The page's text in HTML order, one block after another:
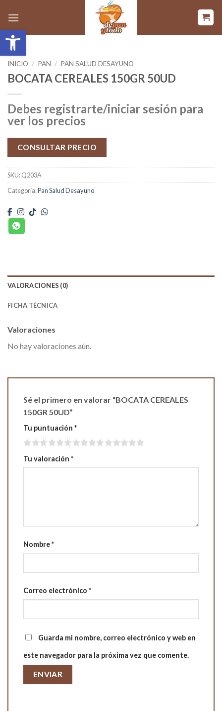
Abrir barra de herramientas
contenido
INICIO / PAN / PAN SALUD DESAYUNO
BOCATA CEREALES 150GR 50UD
Debes registrarte/iniciar sesión para
ver los precios
CONSULTAR PRECIO
SKU:Q203A
Categoría:Pan Salud Desayuno
VALORACIONES (0)
FICHA TÉCNICA
Valoraciones
No hay valoraciones aún.
Sé el primero en valorar “BOCATA CEREALES
150GR 50UD”
Tu puntuación *
Tu valoración *
Nombre*
Correo electrónico *
Guarda mi nombre, correo electrónico y web en
este navegador para la próxima vez que comente.